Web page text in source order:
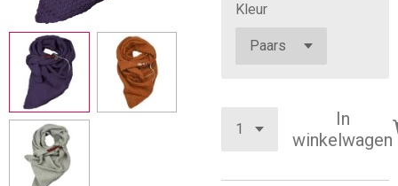
Kleur
In
winkelwagen